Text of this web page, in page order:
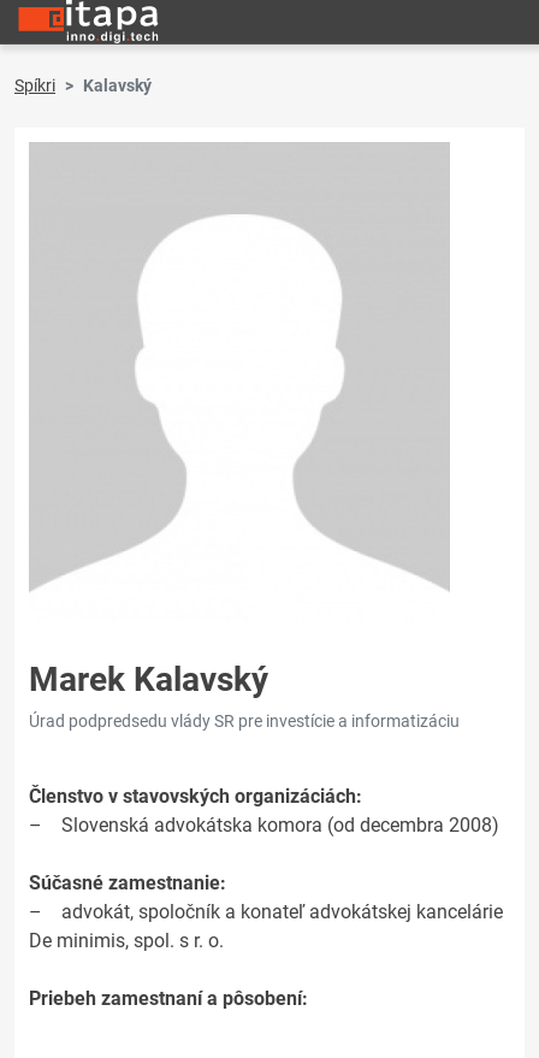
Spíkri Kalavský
Marek Kalavský
Úrad podpredsedu vlády SR pre investície a informatizáciu
Členstvo v stavovských organizáciách:
– Slovenská advokátska komora (od decembra 2008)
Súčasné zamestnanie:
– advokát, spoločník a konateľ advokátskej kancelárie
De minimis, spol. s r. o.
Priebeh zamestnaní a pôsobení: